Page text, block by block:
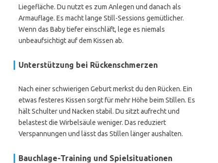
Liegefläche. Du nutzt es zum Anlegen und danach als
Armauflage. Es macht lange Still-Sessions gemütlicher.
Wenn das Baby tiefer einschläft, lege es niemals
unbeaufsichtigt auf dem Kissen ab.
Unterstützung bei Rückenschmerzen
Nach einer schwierigen Geburt merkst du den Rücken. Ein
etwas festeres Kissen sorgt für mehr Höhe beim Stillen. Es
hält Schulter und Nacken stabil. Du sitzt aufrecht und
belastest die Wirbelsäule weniger. Das reduziert
Verspannungen und lässt das Stillen länger aushalten.
Bauchlage-Training und Spielsituationen